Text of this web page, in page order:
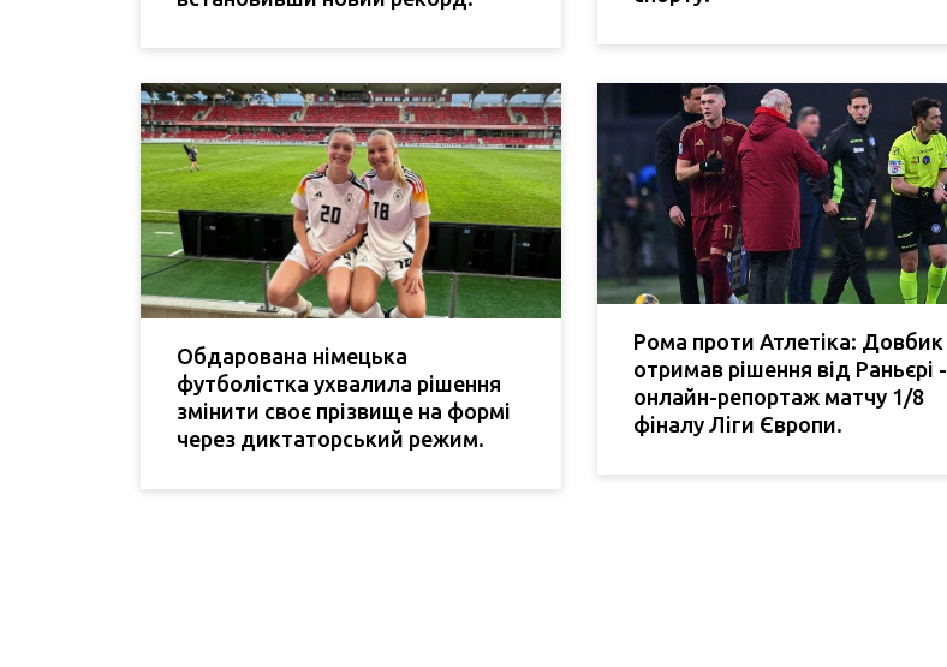
Обдарована німецька
футболістка ухвалила рішення
змінити своє прізвище на формі
через диктаторський режим.
Рома проти Атлетіка: Довбик
отримав рішення від Раньєрі -
онлайн-репортаж матчу 1/8
фіналу Ліги Європи.